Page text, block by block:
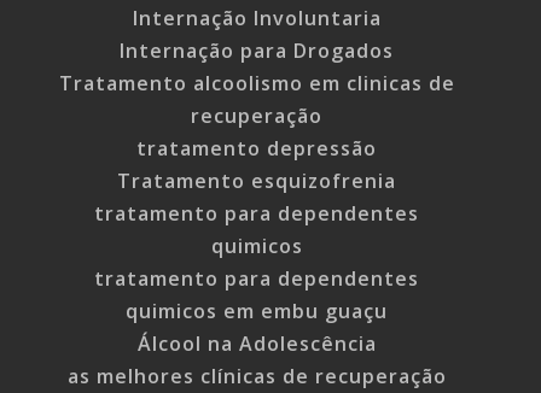
Internação Involuntaria
Internação para Drogados
Tratamento alcoolismo em clinicas de
recuperação
tratamento depressão
Tratamento esquizofrenia
tratamento para dependentes
quimicos
tratamento para dependentes
quimicos em embu guaçu
Álcool na Adolescência
as melhores clínicas de recuperação